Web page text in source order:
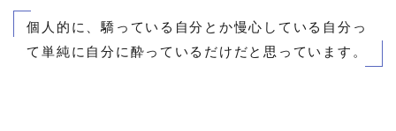
個人的に、驕っている自分とか慢心している自分っ
て単純に自分に酔っているだけだと思っています。